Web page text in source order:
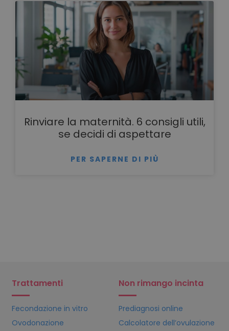
Rinviare la maternità. 6 consigli utili,
se decidi di aspettare
PER SAPERNE DI PIÙ
Trattamenti
Fecondazione in vitro
Ovodonazione
Non rimango incinta
Prediagnosi online
Calcolatore dell’ovulazione